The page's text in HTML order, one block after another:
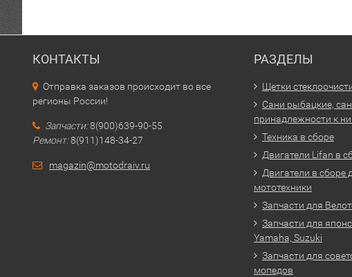
КОНТАКТЫ
Отправка заказов происходит во все
регионы России!
Запчасти:8(900)639-90-55
Ремонт:8(911)148-34-27
magazin@motodraiv.ru
РАЗДЕЛЫ
Щетки
Сани рыбацкие,
принадлежности к
Техника в сборе
Двигатели Lifan в
Двигатели в сборе
мототехники
Запчасти для
Запчасти для
Yamaha, Suzuki
Запчасти для
мопедов